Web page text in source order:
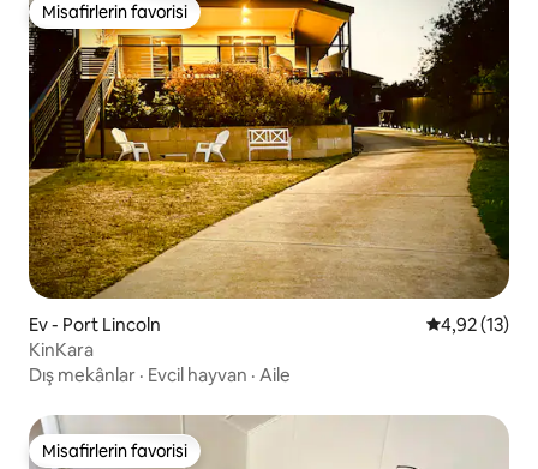
Misafirlerin favorisi
Misafirlerin favorisi
Ev - Port Lincoln 5 üzerinden
4,92 (13)
KinKara
Dış mekânlar · Evcil hayvan · Aile
Misafirlerin favorisi
Misafirlerin favorisi